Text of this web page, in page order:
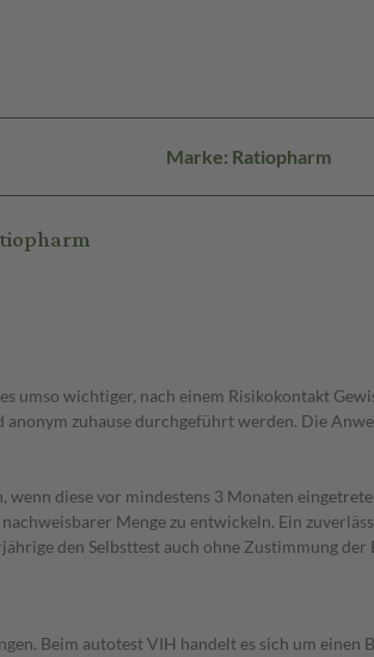
Marke: Ratiopharm
wichtiger, nach einem Risikokontakt
zuhause durchgeführt werden. Die
diese vor mindestens 3 Monaten
Menge zu entwickeln. Ein
den Selbsttest auch ohne Zustimmung der
Beim autotest VIH handelt es sich um